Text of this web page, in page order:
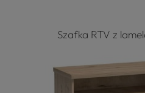
Szafka RTV z